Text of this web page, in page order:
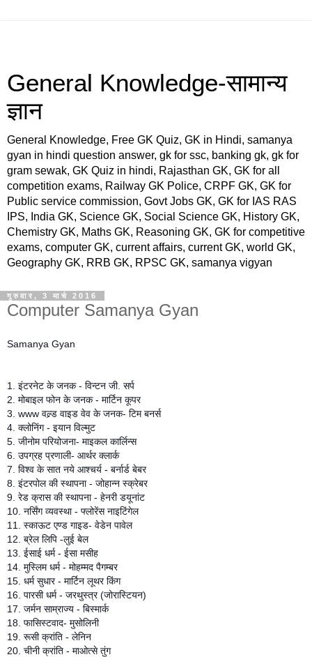
General Knowledge-सामान्य
ज्ञान
General Knowledge, Free GK Quiz, GK in Hindi, samanya
gyan in hindi question answer, gk for ssc, banking gk, gk for
gram sewak, GK Quiz in hindi, Rajasthan GK, GK for all
competition exams, Railway GK Police, CRPF GK, GK for
Public service commission, Govt Jobs GK, GK for IAS RAS
IPS, India GK, Science GK, Social Science GK, History GK,
Chemistry GK, Maths GK, Reasoning GK, GK for competitive
exams, computer GK, current affairs, current GK, world GK,
Geography GK, RRB GK, RPSC GK, samanya vigyan
गुरुवार, 3 मार्च 2016
Computer Samanya Gyan
Samanya Gyan
1. इंटरनेट के जनक - विन्टन जी. सर्प
2. मोबाइल फोन के जनक - मार्टिन कूपर
3. www वल्र्ड वाइड वेव के जनक- टिम बनर्स
4. क्लोनिंग - इयान विल्मुट
5. जीनोम परियोजना- माइकल कार्लिन्स
6. उपग्रह प्रणाली- आर्थर क्लार्क
7. विश्व के सात नये आश्चर्य - बर्नार्ड बेबर
8. इंटरपोल की स्थापना - जोहान्न स्क्रेबर
9. रेड क्रास की स्थापना - हेनरी डयूनांट
10. नर्सिंग व्यवस्था - फ्लोरेंस नाइटिंगेल
11. स्काऊट एण्ड गाइड- वेडेन पावेल
12. ब्रेल लिपि -लुई बेल
13. ईसाई धर्म - ईसा मसीह
14. मुस्लिम धर्म - मोहम्मद पैगम्बर
15. धर्म सुधार - मार्टिन लूथर किंग
16. पारसी धर्म - जरथुस्त्र (जोरास्टियन)
17. जर्मन साम्राज्य - बिस्मार्क
18. फासिस्टवाद- मुसोलिनी
19. रूसी क्रांति - लेनिन
20. चीनी क्रांति - माओत्से तुंग